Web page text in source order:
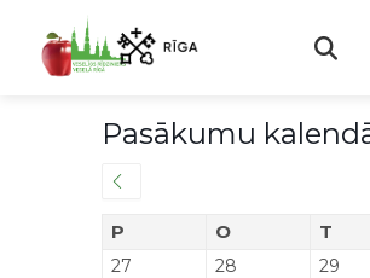
Pasākumu
P O T
27 28 29